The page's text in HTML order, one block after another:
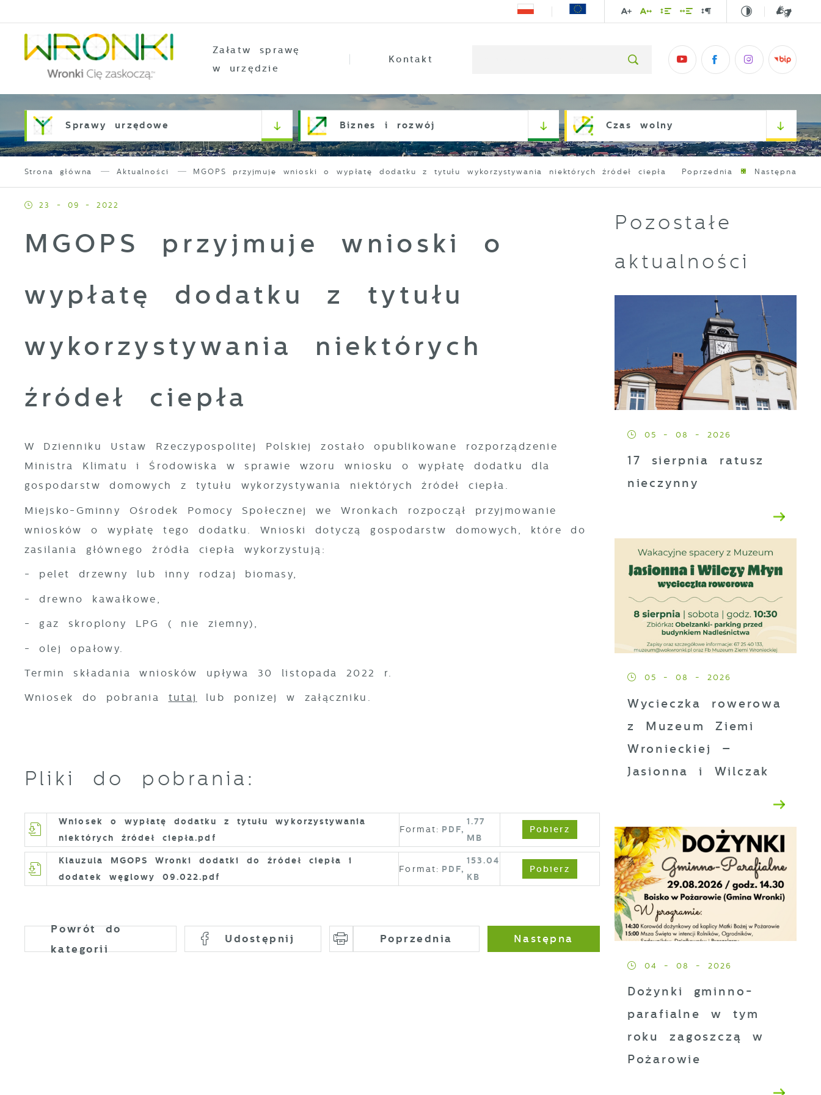
Załatw sprawę
w urzędzie
Kontakt
Sprawy urzędowe Biznes i rozwój Czas wolny
Strona główna Aktualności MGOPS przyjmuje wnioski o wypłatę dodatku z tytułu wykorzystywania niektórych źródeł ciepła Poprzednia Następna
23 - 09 - 2022
MGOPS przyjmuje wnioski o
wypłatę dodatku z tytułu
wykorzystywania niektórych
źródeł ciepła
W Dzienniku Ustaw Rzeczypospolitej Polskiej zostało opublikowane rozporządzenie
Ministra Klimatu i Środowiska w sprawie wzoru wniosku o wypłatę dodatku dla
gospodarstw domowych z tytułu wykorzystywania niektórych źródeł ciepła.
Miejsko-Gminny Ośrodek Pomocy Społecznej we Wronkach rozpoczął przyjmowanie
wniosków o wypłatę tego dodatku. Wnioski dotyczą gospodarstw domowych, które do
zasilania głównego źródła ciepła wykorzystują:
- pelet drzewny lub inny rodzaj biomasy,
- drewno kawałkowe,
- gaz skroplony LPG ( nie ziemny),
- olej opałowy.
Termin składania wniosków upływa 30 listopada 2022 r.
Wniosek do pobrania tutaj lub poniżej w załączniku.
Pliki do pobrania:
Wniosek o wypłatę dodatku z tytułu wykorzystywania
niektórych źródeł ciepła.pdf
Format: PDF,
1.77
MB
Pobierz
Klauzula MGOPS Wronki dodatki do źródeł ciepła i
dodatek węglowy 09.022.pdf
Format: PDF,
153.04
KB
Pobierz
Powrótdo
kategorii
Udostępnij Poprzednia Następna
Pozostałe
aktualności
05 - 08 - 2026
17 sierpnia ratusz
nieczynny
05 - 08 - 2026
Wycieczka rowerowa
z Muzeum Ziemi
Wronieckiej –
Jasionna i Wilczak
04 - 08 - 2026
Dożynki gminno-
parafialne w tym
roku zagoszczą w
Pożarowie
Szanujemy Twoją prywatność. Możesz zmienić ustawienia
komfortowe korzystanie z oferowanych przez nas usług.
Pliki cookies odpowiadają na podejmowane przez Ciebie
działania w celu m.in. dostosowania Twoich ustawień
preferencji prywatności, logowania czy wypełniania
formularzy. Dzięki plikom cookies strona, z której
personalizację określonych funkcjonalności czy
prezentowanych treści.Zezwól na wszystkie